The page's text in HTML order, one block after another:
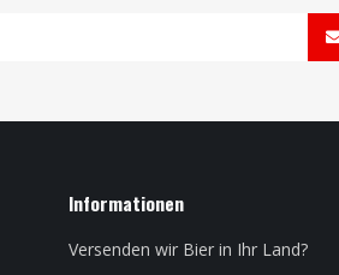
Informationen
Versenden wir Bier in Ihr Land?